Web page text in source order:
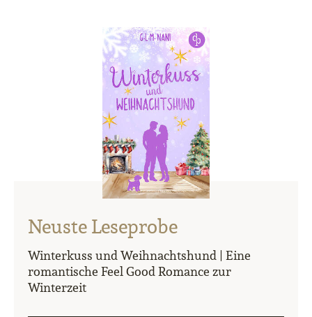
Neuste Leseprobe
Winterkuss und Weihnachtshund | Eine
romantische Feel Good Romance zur
Winterzeit